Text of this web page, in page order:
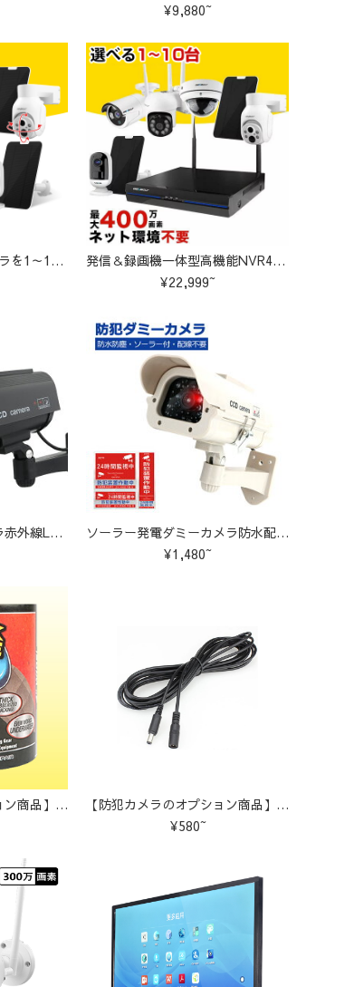
¥9,880~
K-GB205 最新防犯カメラを1～10台まで自由に組み合わせ可能なセット
発信＆録画機一体型高機能NVR400万画素すべてマイク内蔵 K-GB208
¥22,999~
屋内外両用ダミーカメラ赤外線LED常時点滅 3302
ソーラー発電ダミーカメラ防水配線不要 ダミーTYF01
¥1,480~
【防犯カメラのオプション商品】超強力防水テープ
【防犯カメラのオプション商品】防犯カメラ延長コード
¥580~